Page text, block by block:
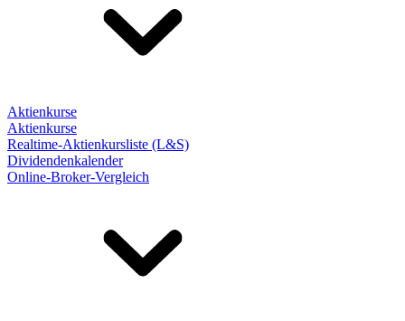
Aktienkurse
Aktienkurse
Realtime-Aktienkursliste (L&S)
Dividendenkalender
Online-Broker-Vergleich